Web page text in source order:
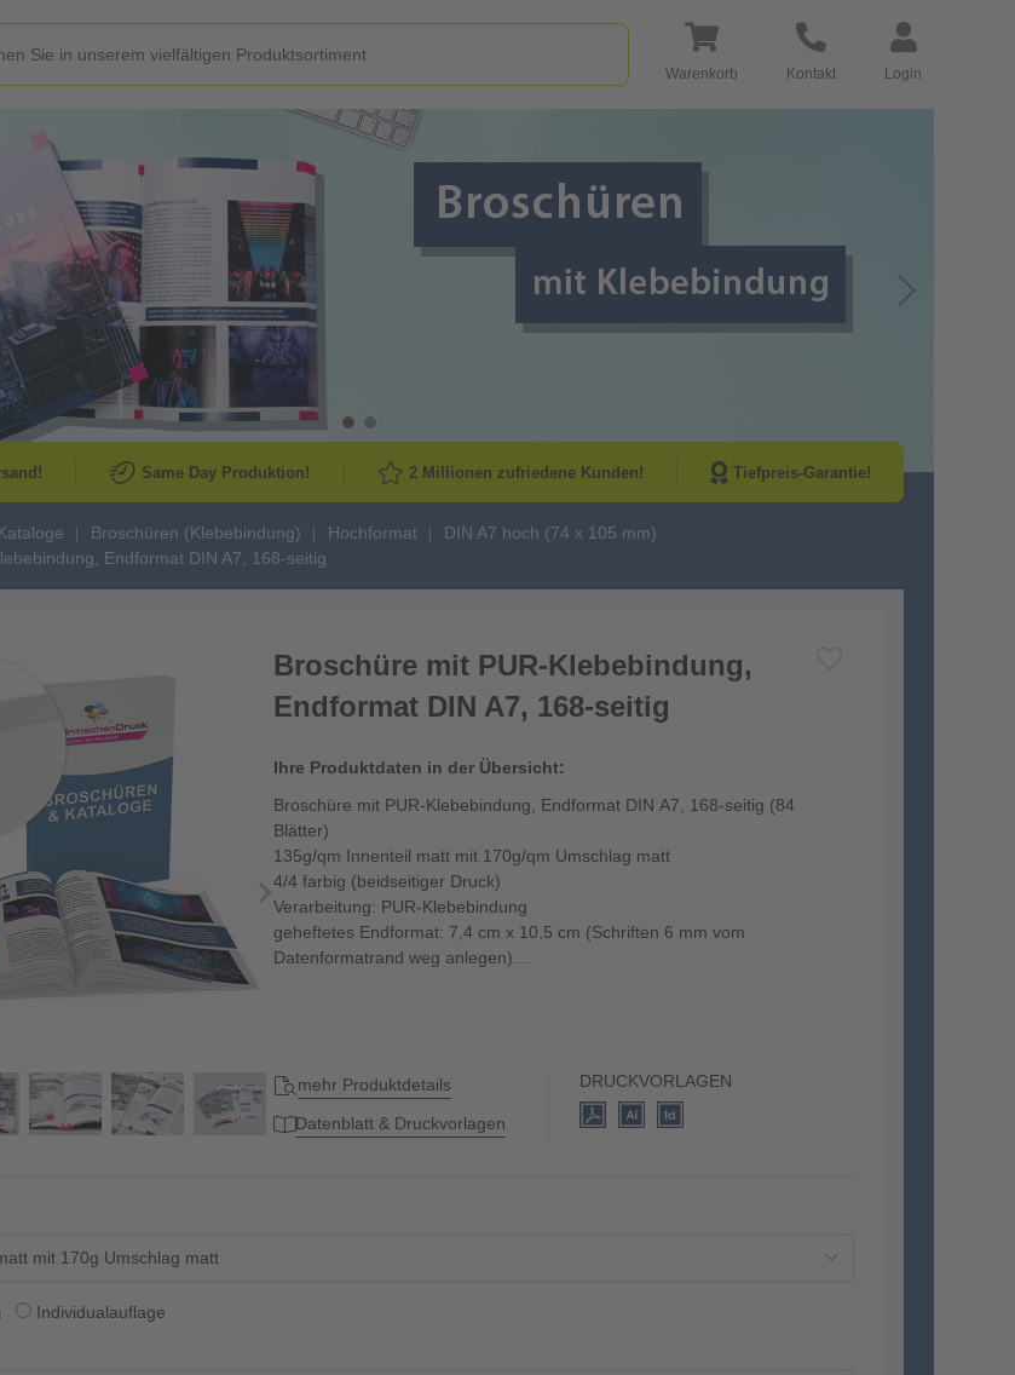
Warenkorb Kontakt Login
Go to Next
Same Day Produktion! 2 Millionen zufriedene Kunden! Tiefpreis-Garantie!
Broschüren (Klebebindung) Hochformat
DIN A7 hoch (74 x 105 mm)
Endformat DIN A7, 168-seitig
Broschüre mit PUR-Klebebindung,
Endformat DIN A7, 168-seitig
Ihre Produktdaten in der Übersicht:
Broschüre mit PUR-Klebebindung, Endformat DIN A7, 168-seitig (84
Blätter)
135g/qm Innenteil matt mit 170g/qm Umschlag matt
4/4 farbig (beidseitiger Druck)
Verarbeitung: PUR-Klebebindung
geheftetes Endformat: 7,4 cm x 10,5 cm (Schriften 6 mm vom
Datenformatrand weg anlegen)
mehr Produktdetails
Datenblatt & Druckvorlagen
DRUCKVORLAGEN
mit 170g Umschlag matt
Individualauflage